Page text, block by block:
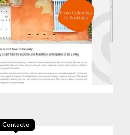
Contacto